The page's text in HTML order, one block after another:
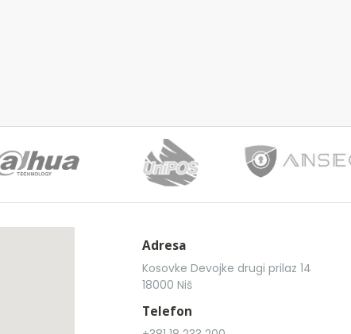
Adresa
Kosovke Devojke drugi prilaz 14
18000 Niš
Telefon